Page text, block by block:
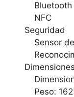
Bluetooth
NFC
Seguridad
Sensor de
Peso: 162